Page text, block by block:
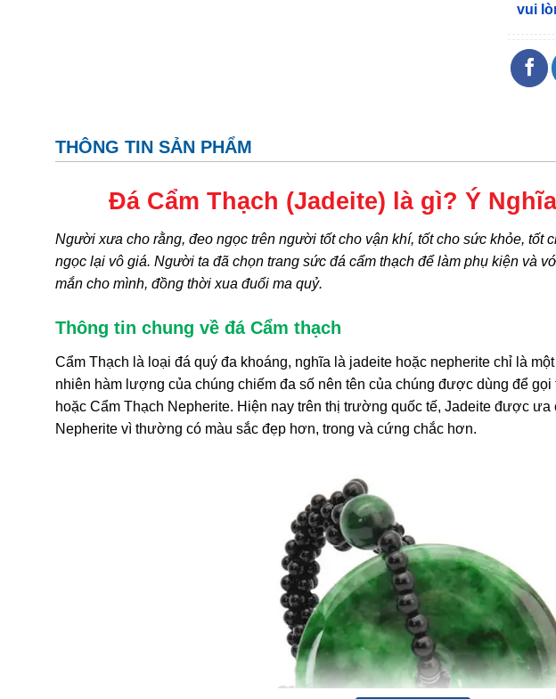
vui
THÔNG TIN SẢN PHẨM
Đá Cẩm Thạch (Jadeite) là gì? Ý
Người xưa cho rằng, đeo ngọc trên người tốt cho vận khí, tốt cho sức khỏe, tốt
ngọc lại vô giá. Người ta đã chọn trang sức đá cẩm thạch để làm phụ kiện và
mắn cho mình, đồng thời xua đuổi ma quỷ.
Thông tin chung về đá Cẩm thạch
Cẩm Thạch là loại đá quý đa khoáng, nghĩa là jadeite hoặc nepherite chỉ là
nhiên hàm lượng của chúng chiếm đa số nên tên của chúng được dùng để gọi
hoặc Cẩm Thạch Nepherite. Hiện nay trên thị trường quốc tế, Jadeite được ưa
Nepherite vì thường có màu sắc đẹp hơn, trong và cứng chắc hơn.